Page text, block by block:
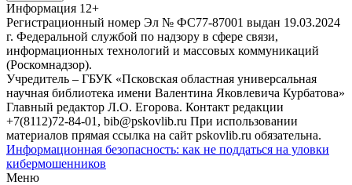
Информация 12+
Регистрационный номер Эл № ФС77-87001 выдан 19.03.2024
г. Федеральной службой по надзору в сфере связи,
информационных технологий и массовых коммуникаций
(Роскомнадзор).
Учредитель – ГБУК «Псковская областная универсальная
научная библиотека имени Валентина Яковлевича Курбатова»
Главный редактор Л.О. Егорова. Контакт редакции
+7(8112)72-84-01, bib@pskovlib.ru При использовании
материалов прямая ссылка на сайт pskovlib.ru обязательна.
Информационная безопасность: как не поддаться на уловки
кибермошенников
Меню